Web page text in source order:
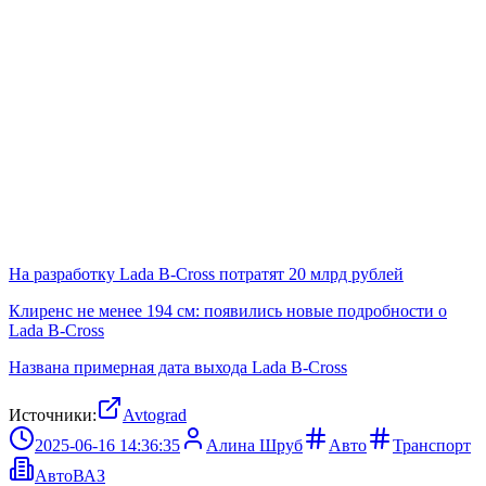
На разработку Lada B-Cross потратят 20 млрд рублей
Клиренс не менее 194 см: появились новые подробности о
Lada B-Cross
Названа примерная дата выхода Lada B-Cross
Источники:
Avtograd
2025-06-16 14:36:35
Алина Шруб Авто
Транспорт
АвтоВАЗ